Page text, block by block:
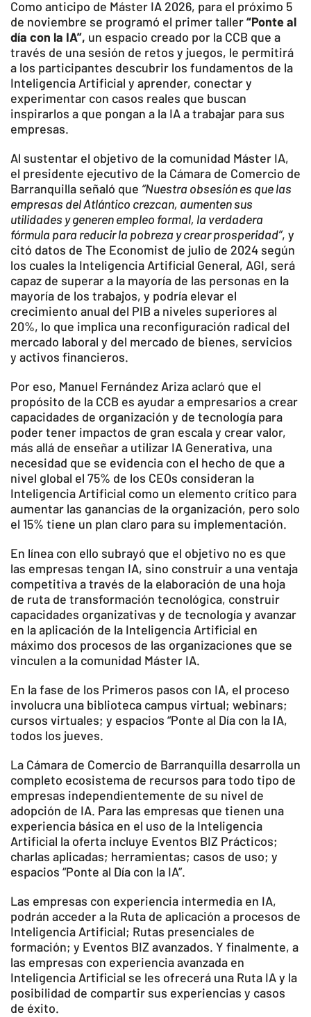
Como anticipo de Máster IA 2026, para el próximo 5
de noviembre se programó el primer taller“Ponte al
día con la IA”, un espacio creado por la CCB que a
través de una sesión de retos y juegos, le permitirá
a los participantes descubrir los fundamentos de la
Inteligencia Artificial y aprender, conectar y
experimentar con casos reales que buscan
inspirarlos a que pongan a la IA a trabajar para sus
empresas. ​
Al sustentar el objetivo de la comunidad Máster IA,
el presidente ejecutivo de la Cámara de Comercio de
Barranquilla señaló que “Nuestra obsesión es que las
empresas del Atlántico crezcan, aumenten sus
utilidades y generen empleo formal, la verdadera
fórmula para reducir la pobreza y crear prosperidad”, y
citó datos de The Economist de julio de 2024 según
los cuales la Inteligencia Artificial General, AGI, será
capaz de superar a la mayoría de las personas en la
mayoría de los trabajos, y podría elevar el
crecimiento anual del PIB a niveles superiores al
20%, lo que implica una reconfiguración radical del
mercado laboral y del mercado de bienes, servicios
y activos financieros. ​
Por eso, Manuel Fernández Ariza aclaró que el
propósito de la CCB es ayudar a empresarios a crear
capacidades de organización y de tecnología para
poder tener impactos de gran escala y crear valor,
más allá de enseñar a utilizar IA Generativa, una
necesidad que se evidencia con el hecho de que a
nivel global el 75% de los CEOs consideran la
Inteligencia Artificial como un elemento crítico para
aumentar las ganancias de la organización, pero solo
el 15% tiene un plan claro para su implementación.
En línea con ello subrayó que el objetivo no es que
las empresas tengan IA, sino construir a una ventaja
competitiva a través de la elaboración de una hoja
de ruta de transformación tecnológica, construir
capacidades organizativas y de tecnología y avanzar
en la aplicación de la Inteligencia Artificial en
máximo dos procesos de las organizaciones que se
vinculen a la comunidad Máster IA.
En la fase de los Primeros pasos con IA, el proceso
involucra una biblioteca campus virtual; webinars;
cursos virtuales; y espacios “Ponte al Día con la IA,
todos los jueves.
La Cámara de Comercio de Barranquilla desarrolla un
completo ecosistema de recursos para todo tipo de
empresas independientemente de su nivel de
adopción de IA. Para las empresas que tienen una
experiencia básica en el uso de la Inteligencia
Artificial la oferta incluye Eventos BIZ Prácticos;
charlas aplicadas; herramientas; casos de uso; y
espacios “Ponte al Día con la IA”.
Las empresas con experiencia intermedia en IA,
podrán acceder a la Ruta de aplicación a procesos de
Inteligencia Artificial; Rutas presenciales de
formación; y Eventos BIZ avanzados. Y finalmente, a
las empresas con experiencia avanzada en
Inteligencia Artificial se les ofrecerá una Ruta IA y la
posibilidad de compartir sus experiencias y casos
de éxito.